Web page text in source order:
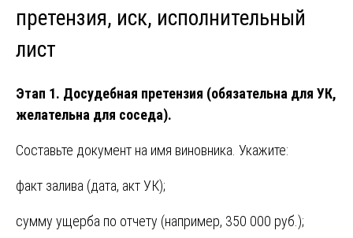
претензия, иск, исполнительный
лист
Этап 1. Досудебная претензия (обязательна для УК,
желательна для соседа).
Составьте документ на имя виновника. Укажите:
факт залива (дата, акт УК);
сумму ущерба по отчету (например, 350 000 руб.);